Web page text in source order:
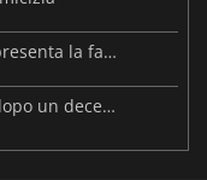
Warhammer 40.000: Dawn of War 4 presenta la fazione dei Necron
Forsaken Realms: Vahrin's Call esce dopo un decennio di sviluppo